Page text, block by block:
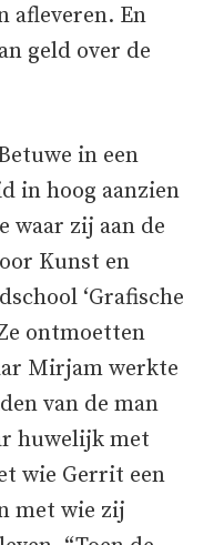
afleveren. En
geld over de
in een
in hoog aanzien
waar zij aan de
Kunst en
‘Grafische
ontmoetten
Mirjam werkte
van de man
huwelijk met
wie Gerrit een
met wie zij